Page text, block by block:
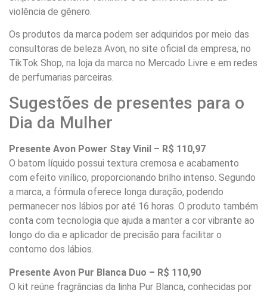
violência de gênero.
Os produtos da marca podem ser adquiridos por meio das
consultoras de beleza Avon, no site oficial da empresa, no
TikTok Shop, na loja da marca no Mercado Livre e em redes
de perfumarias parceiras.
Sugestões de presentes para o
Dia da Mulher
Presente Avon Power Stay Vinil – R$ 110,97
O batom líquido possui textura cremosa e acabamento
com efeito vinílico, proporcionando brilho intenso. Segundo
a marca, a fórmula oferece longa duração, podendo
permanecer nos lábios por até 16 horas. O produto também
conta com tecnologia que ajuda a manter a cor vibrante ao
longo do dia e aplicador de precisão para facilitar o
contorno dos lábios.
Presente Avon Pur Blanca Duo – R$ 110,90
O kit reúne fragrâncias da linha Pur Blanca, conhecidas por